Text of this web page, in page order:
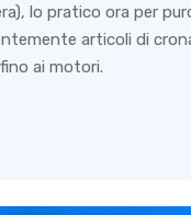
lo pratico ora per
articoli di
ai motori.